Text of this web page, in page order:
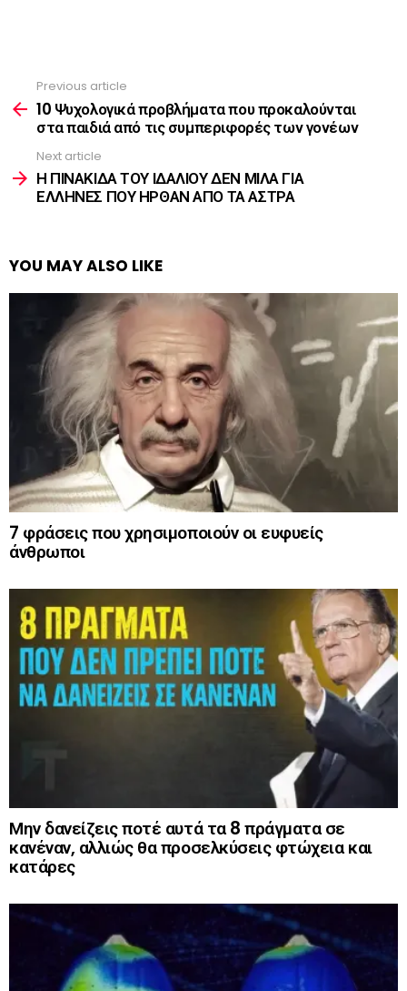
more
Previous article
10 Ψυχολογικά προβλήματα που προκαλούνται
στα παιδιά από τις συμπεριφορές των γονέων
Next article
Η ΠΙΝΑΚΙΔΑ ΤΟΥ ΙΔΑΛΙΟΥ ΔΕΝ ΜΙΛΑ ΓΙΑ
ΕΛΛΗΝΕΣ ΠΟΥ ΗΡΘΑΝ ΑΠΟ ΤΑ ΑΣΤΡΑ
YOU MAY ALSO LIKE
7 φράσεις που χρησιμοποιούν οι ευφυείς
άνθρωποι
Μην δανείζεις ποτέ αυτά τα 8 πράγματα σε
κανέναν, αλλιώς θα προσελκύσεις φτώχεια και
κατάρες